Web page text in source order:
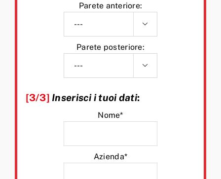
Parete anteriore:

Parete posteriore:

[3/3] Inserisci i tuoi dati:
Nome*
Azienda*